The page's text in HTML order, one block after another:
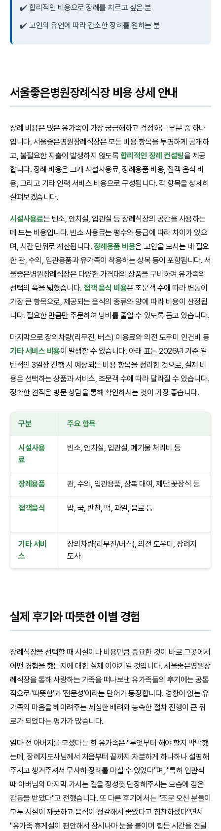
✔️ 합리적인 비용으로 장례를 치르고 싶은 분
✔️ 고인의 유언에 따라 간소한 장례를 원하는 분
서울좋은병원장례식장 비용 상세 안내
장례 비용은 많은 유가족이 가장 궁금해하고 걱정하는 부분 중 하나
입니다. 서울좋은병원장례식장은 모든 비용 항목을 투명하게 공개하
고, 불필요한 지출이 발생하지 않도록 합리적인 장례 컨설팅을 제공
합니다. 장례 비용은 크게 시설사용료, 장례용품 비용, 접객 음식 비
용, 그리고 기타 인력 서비스 비용으로 구성됩니다. 각 항목을 상세히
살펴보겠습니다.
시설사용료는 빈소, 안치실, 입관실 등 장례식장의 공간을 사용하는
데 드는 비용입니다. 빈소 사용료는 평수와 등급에 따라 차이가 있으
며, 시간 단위로 계산됩니다. 장례용품 비용은 고인을 모시는 데 필요
한 관, 수의, 입관용품과 유가족이 착용하는 상복 등이 포함됩니다. 서
울좋은병원장례식장은 다양한 가격대의 상품을 구비하여 유가족의
선택의 폭을 넓혔습니다.접객 음식 비용은 조문객 수에 따라 변동이
가장 큰 항목으로, 제공되는 음식의 종류와 양에 따라 비용이 산정됩
니다. 필요한 만큼만 주문하여 낭비를 줄일 수 있도록 돕고 있습니다.
마지막으로 장의차량(리무진, 버스) 이용료와 의전 도우미 인건비 등
기타 서비스 비용이 발생할 수 있습니다. 아래 표는 2026년 기준 일
반적인 3일장 진행 시 예상되는 비용 항목을 정리한 것으로, 실제 비
용은 선택하는 상품과 서비스, 조문객 수에 따라 달라질 수 있습니다.
정확한 견적은 방문 상담을 통해 확인하시는 것이 가장 좋습니다.
구분 주요 항목
시설사용
료
빈소, 안치실, 입관실, 폐기물 처리비 등
장례용품 관, 수의, 입관용품, 상복 대여, 제단 꽃장식 등
접객음식 밥, 국, 반찬, 떡, 과일, 음료 등
기타 서비
스
장의차량(리무진/버스), 의전 도우미, 장례지
도사
실제 후기와 따뜻한 이별 경험
장례식장을 선택할 때 시설이나 비용만큼 중요한 것이 바로 그곳에서
어떤 경험을 했는지에 대한 실제 이야기일 것입니다. 서울좋은병원장
례식장을 통해 사랑하는 가족을 떠나보낸 유가족들의 후기에는 공통
적으로 '따뜻함'과 '전문성'이라는 단어가 등장합니다. 경황이 없는 유
가족의 마음을 헤아려주는 세심한 배려와 능숙한 절차 진행이 큰 위
로가 되었다는 평가가 많습니다.
얼마 전 아버지를 모셨다는 한 유가족은 "무엇부터 해야 할지 막막했
는데, 장례지도사님께서 처음부터 끝까지 차분하게 하나하나 설명해
주시고 챙겨주셔서 무사히 장례를 마칠 수 있었다"며, "특히 입관식
때 아버님의 마지막 가시는 길을 정성껏 단장해주시는 모습에 깊은
감동을 받았다"고 전했습니다. 또 다른 후기에서는 "조문 오신 분들이
모두 시설이 깨끗하고 음식이 정갈해서 좋았다고 칭찬하셨다"면서
"유가족 휴게실이 편안해서 잠시나마 눈을 붙이며 힘든 시간을 견딜